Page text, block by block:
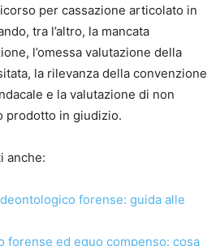
operativa, pensata per l’attività
e immediatamente utilizzabili
tra riti, termini e
, incluso con l’acquisto
unitamente al padre avv.
1990. Avvocato cassazionista,
per cassazione articolato in
tra l’altro, la mancata
l’omessa valutazione della
la rilevanza della convenzione
e la valutazione di non
prodotto in giudizio.
anche:
forense: guida alle
forense ed equo compenso: cosa